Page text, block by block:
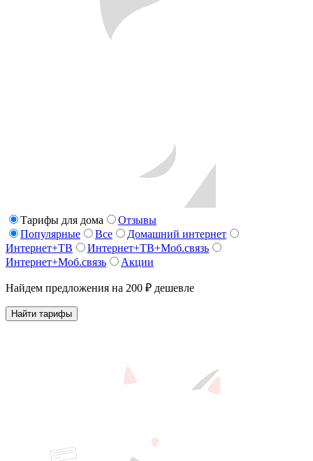
Тарифы для дома
Отзывы
Популярные
Все
Домашний интернет
Интернет+ТВ
Интернет+ТВ+Моб.связь
Интернет+Моб.связь
Акции
Найдем предложения на 200 ₽ дешевле
Найти тарифы